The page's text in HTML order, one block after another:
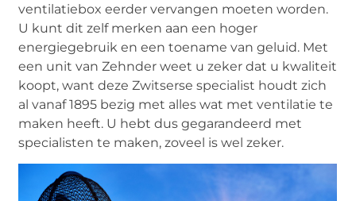
ventilatiebox eerder vervangen moeten worden.
U kunt dit zelf merken aan een hoger
energiegebruik en een toename van geluid. Met
een unit van Zehnder weet u zeker dat u kwaliteit
koopt, want deze Zwitserse specialist houdt zich
al vanaf 1895 bezig met alles wat met ventilatie te
maken heeft. U hebt dus gegarandeerd met
specialisten te maken, zoveel is wel zeker.